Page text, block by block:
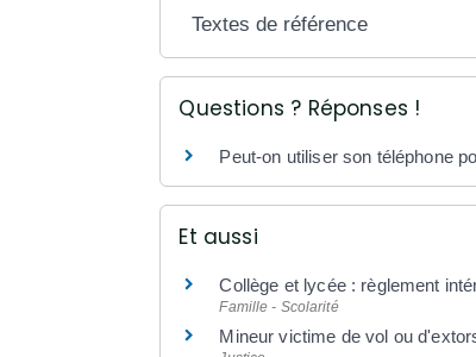
Textes de référence
Questions ? Réponses !
Peut-on utiliser son téléphone
Et aussi
Collège et lycée : règlement
Famille - Scolarité
Mineur victime de vol ou